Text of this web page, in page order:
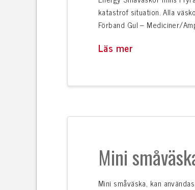
katastrof situation. Alla
Förband Gul – Mediciner/
Läs mer
Mini
Mini småväska, kan